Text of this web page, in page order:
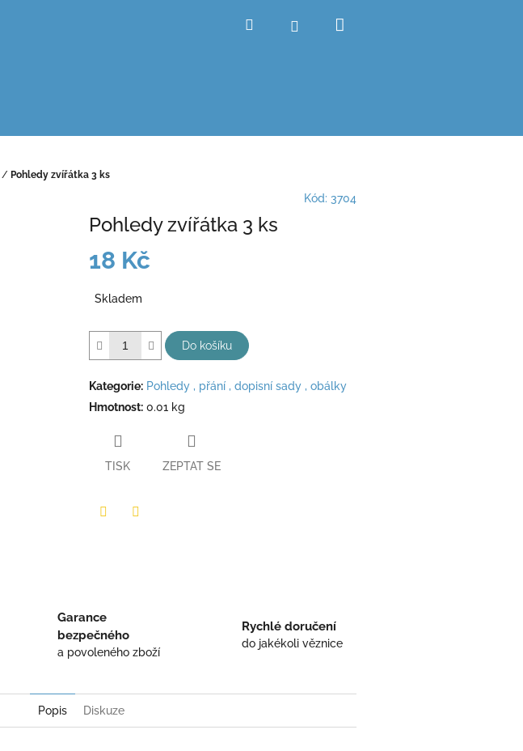
Hledat Přihlášení
/ Pohledy zvířátka 3 ks
Kód: 3704
Pohledy zvířátka 3 ks
18 Kč
cena:
Skladem
Do košíku
Kategorie: Pohledy , přání , dopisní sady , obálky
Hmotnost: 0.01 kg
TISK ZEPTAT SE
Garance
bezpečného
a povoleného zboží
Rychlé doručení
do jakékoli věznice
Popis Diskuze